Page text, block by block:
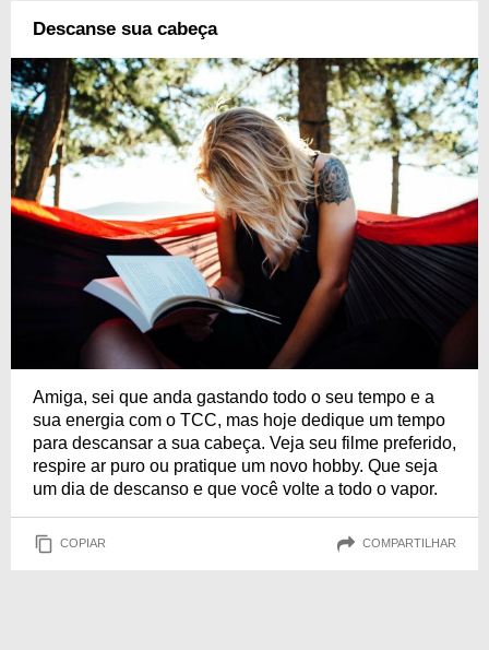
Descanse sua cabeça
Amiga, sei que anda gastando todo o seu tempo e a
sua energia com o TCC, mas hoje dedique um tempo
para descansar a sua cabeça. Veja seu filme preferido,
respire ar puro ou pratique um novo hobby. Que seja
um dia de descanso e que você volte a todo o vapor.
COPIAR COMPARTILHAR